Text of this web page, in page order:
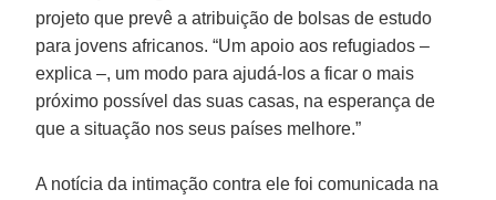
projeto que prevê a atribuição de bolsas de estudo
para jovens africanos. “Um apoio aos refugiados –
explica –, um modo para ajudá-los a ficar o mais
próximo possível das suas casas, na esperança de
que a situação nos seus países melhore.”
A notícia da intimação contra ele foi comunicada na